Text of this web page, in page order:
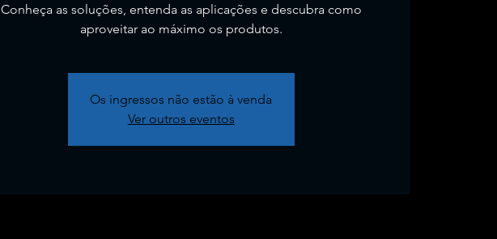
Conheça as soluções, entenda as aplicações e descubra como
aproveitar ao máximo os produtos.
Os ingressos não estão à venda
Ver outros eventos